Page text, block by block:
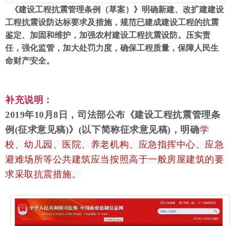
《建设工程抗震管理条例（草案）》明确新建、改扩建建设
工程抗震设防达标要求及措施，规范已建成建设工程的抗震
鉴定、加固和维护，加强农村建设工程抗震设防。压实责
任，强化监管，加大处罚力度，确保工程质量，保障人民生
命财产安全。
补充说明：
2019年10月8日，司法部公布《建设工程抗震管理条
例(征求意见稿)》(以下简称征求意见稿)，明确学
校、幼儿园、医院、养老机构、应急指挥中心、应急
避难场所等公共建筑应当按照高于一般房屋建筑的要
求采取抗震措施。